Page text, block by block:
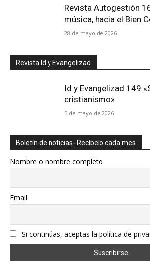
Revista Autogestión
música, hacia el Bien
28 de mayo de 2026
Revista Id y Evangelizad
Id y Evangelizad 149
cristianismo»
5 de mayo de 2026
Boletín de noticias- Recíbelo cada mes
Nombre o nombre completo
Email
Si continúas, aceptas la política de